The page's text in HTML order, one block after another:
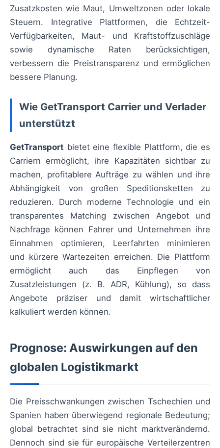
Zusatzkosten wie Maut, Umweltzonen oder lokale
Steuern. Integrative Plattformen, die Echtzeit-
Verfügbarkeiten, Maut- und Kraftstoffzuschläge
sowie dynamische Raten berücksichtigen,
verbessern die Preistransparenz und ermöglichen
bessere Planung.
Wie GetTransport Carrier und Verlader
unterstützt
GetTransport bietet eine flexible Plattform, die es
Carriern ermöglicht, ihre Kapazitäten sichtbar zu
machen, profitablere Aufträge zu wählen und ihre
Abhängigkeit von großen Speditionsketten zu
reduzieren. Durch moderne Technologie und ein
transparentes Matching zwischen Angebot und
Nachfrage können Fahrer und Unternehmen ihre
Einnahmen optimieren, Leerfahrten minimieren
und kürzere Wartezeiten erreichen. Die Plattform
ermöglicht auch das Einpflegen von
Zusatzleistungen (z. B. ADR, Kühlung), so dass
Angebote präziser und damit wirtschaftlicher
kalkuliert werden können.
Prognose: Auswirkungen auf den
globalen Logistikmarkt
Die Preisschwankungen zwischen Tschechien und
Spanien haben überwiegend regionale Bedeutung;
global betrachtet sind sie nicht marktverändernd.
Dennoch sind sie für europäische Verteilerzentren